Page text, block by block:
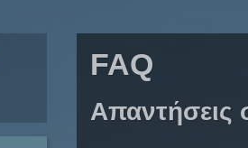
FAQ
Απαντήσεις